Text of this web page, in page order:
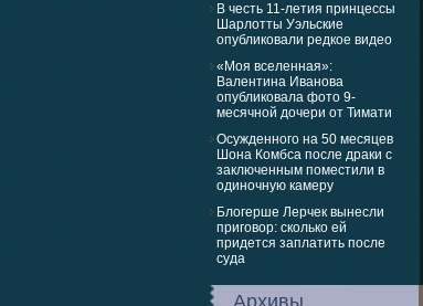
В честь 11-летия принцессы
Шарлотты Уэльские
опубликовали редкое видео
«Моя вселенная»:
Валентина Иванова
опубликовала фото 9-
месячной дочери от Тимати
Осужденного на 50 месяцев
Шона Комбса после драки с
заключенным поместили в
одиночную камеру
Блогерше Лерчек вынесли
приговор: сколько ей
придется заплатить после
суда
Архивы